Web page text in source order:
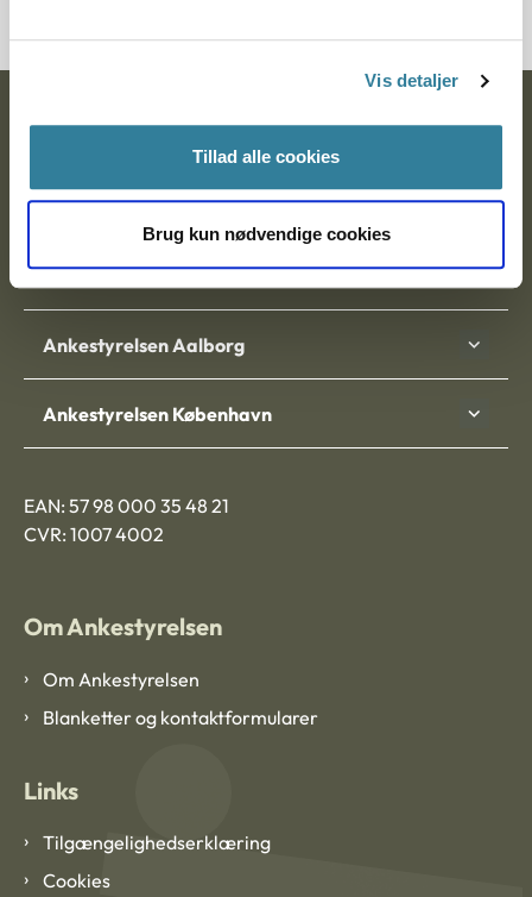
Vis detaljer
Tillad alle cookies
Brug kun nødvendige cookies
Ankestyrelsen
Nytorv 7, 2. sal
Ankestyrelsen Aalborg
Ankestyrelsen København
EAN: 57 98 000 35 48 21
CVR: 1007 4002
Om Ankestyrelsen
Om Ankestyrelsen
Blanketter og kontaktformularer
Links
Tilgængelighedserklæring
Cookies